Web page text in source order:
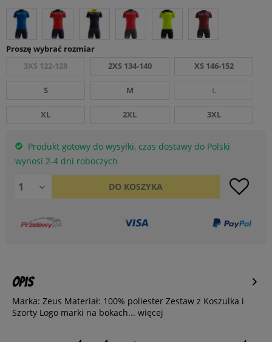
Proszę wybrać rozmiar
3XS 122-128
2XS 134-140 XS 146-152
S M L
XL 2XL 3XL
Produkt gotowy do wysyłki, czas dostawy do Polski
wynosi 2-4 dni roboczych
DO KOSZYKA
Opis
Marka: Zeus Materiał: 100% poliester Zestaw z Koszulka i
Szorty Logo marki na bokach... więcej